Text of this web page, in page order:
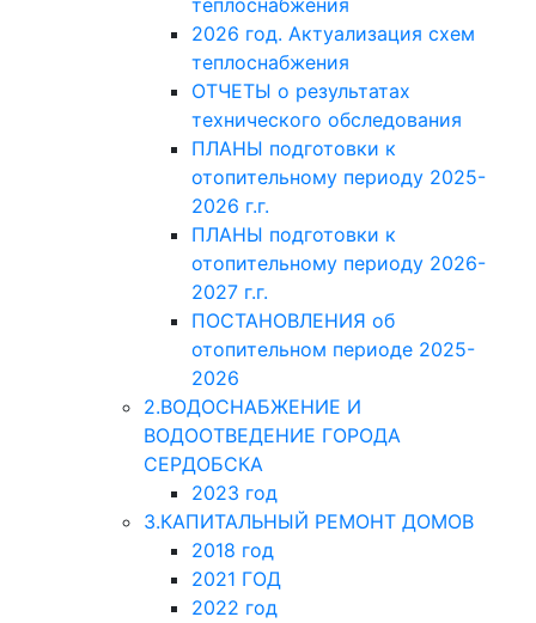
теплоснабжения
2026 год. Актуализация схем
теплоснабжения
ОТЧЕТЫ о результатах
технического обследования
ПЛАНЫ подготовки к
отопительному периоду 2025-
2026 г.г.
ПЛАНЫ подготовки к
отопительному периоду 2026-
2027 г.г.
ПОСТАНОВЛЕНИЯ об
отопительном периоде 2025-
2026
2.ВОДОСНАБЖЕНИЕ И
ВОДООТВЕДЕНИЕ ГОРОДА
СЕРДОБСКА
2023 год
3.КАПИТАЛЬНЫЙ РЕМОНТ ДОМОВ
2018 год
2021 ГОД
2022 год